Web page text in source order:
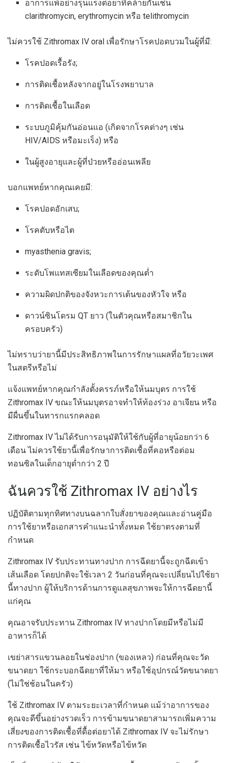
อาการแพ้อย่างรุนแรงต่อยาที่คล้ายกันเช่น
clarithromycin, erythromycin หรือ telithromycin
ไม่ควรใช้ Zithromax IV oral เพื่อรักษาโรคปอดบวมในผู้ที่มี:
โรคปอดเรื้อรัง;
การติดเชื้อหลังจากอยู่ในโรงพยาบาล
การติดเชื้อในเลือด
ระบบภูมิคุ้มกันอ่อนแอ (เกิดจากโรคต่างๆ เช่น
HIV/AIDS หรือมะเร็ง) หรือ
ในผู้สูงอายุและผู้ที่ป่วยหรืออ่อนเพลีย
บอกแพทย์หากคุณเคยมี:
โรคปอดอักเสบ;
โรคตับหรือไต
myasthenia gravis;
ระดับโพแทสเซียมในเลือดของคุณต่ำ
ความผิดปกติของจังหวะการเต้นของหัวใจ หรือ
ดาวน์ซินโดรม QT ยาว (ในตัวคุณหรือสมาชิกใน
ครอบครัว)
ไม่ทราบว่ายานี้มีประสิทธิภาพในการรักษาแผลที่อวัยวะเพศ
ในสตรีหรือไม่
แจ้งแพทย์หากคุณกำลังตั้งครรภ์หรือให้นมบุตร การใช้
Zithromax IV ขณะให้นมบุตรอาจทำให้ท้องร่วง อาเจียน หรือ
มีผื่นขึ้นในทารกแรกคลอด
Zithromax IV ไม่ได้รับการอนุมัติให้ใช้กับผู้ที่อายุน้อยกว่า 6
เดือน ไม่ควรใช้ยานี้เพื่อรักษาการติดเชื้อที่คอหรือต่อม
ทอนซิลในเด็กอายุต่ำกว่า 2 ปี
ฉันควรใช้ Zithromax IV อย่างไร
ปฏิบัติตามทุกทิศทางบนฉลากใบสั่งยาของคุณและอ่านคู่มือ
การใช้ยาหรือเอกสารคำแนะนำทั้งหมด ใช้ยาตรงตามที่
กำหนด
Zithromax IV รับประทานทางปาก การฉีดยานี้จะถูกฉีดเข้า
เส้นเลือด โดยปกติจะใช้เวลา 2 วันก่อนที่คุณจะเปลี่ยนไปใช้ยา
นี้ทางปาก ผู้ให้บริการด้านการดูแลสุขภาพจะให้การฉีดยานี้
แก่คุณ
คุณอาจรับประทาน Zithromax IV ทางปากโดยมีหรือไม่มี
อาหารก็ได้
เขย่าสารแขวนลอยในช่องปาก (ของเหลว) ก่อนที่คุณจะวัด
ขนาดยา ใช้กระบอกฉีดยาที่ให้มา หรือใช้อุปกรณ์วัดขนาดยา
(ไม่ใช่ช้อนในครัว)
ใช้ Zithromax IV ตามระยะเวลาที่กำหนด แม้ว่าอาการของ
คุณจะดีขึ้นอย่างรวดเร็ว การข้ามขนาดยาสามารถเพิ่มความ
เสี่ยงของการติดเชื้อที่ดื้อต่อยาได้ Zithromax IV จะไม่รักษา
การติดเชื้อไวรัส เช่น ไข้หวัดหรือไข้หวัด